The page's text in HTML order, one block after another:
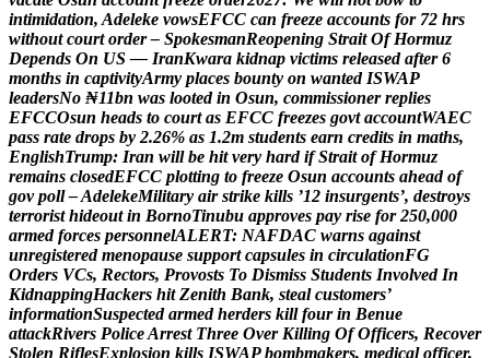
intimidation, Adeleke vowsEFCC can freeze accounts for 72 hrs
without court order – SpokesmanReopening Strait Of Hormuz
Depends On US — IranKwara kidnap victims released after 6
months in captivityArmy places bounty on wanted ISWAP
leadersNo ₦11bn was looted in Osun, commissioner replies
EFCCOsun heads to court as EFCC freezes govt accountWAEC
pass rate drops by 2.26% as 1.2m students earn credits in maths,
EnglishTrump: Iran will be hit very hard if Strait of Hormuz
remains closedEFCC plotting to freeze Osun accounts ahead of
gov poll –AdelekeMilitary air strike kills ’12 insurgents’, destroys
terrorist hideout in BornoTinubu approves pay rise for 250,000
armed forces personnelALERT: NAFDAC warns against
unregistered menopause support capsules in circulationFG
Orders VCs, Rectors, Provosts To Dismiss Students Involved In
KidnappingHackers hit Zenith Bank, steal customers’
informationSuspected armed herders kill four in Benue
attackRivers PoliceArrest Three Over Killing Of Officers, Recover
Stolen RiflesExplosion kills ISWAP bombmakers, medical officer,